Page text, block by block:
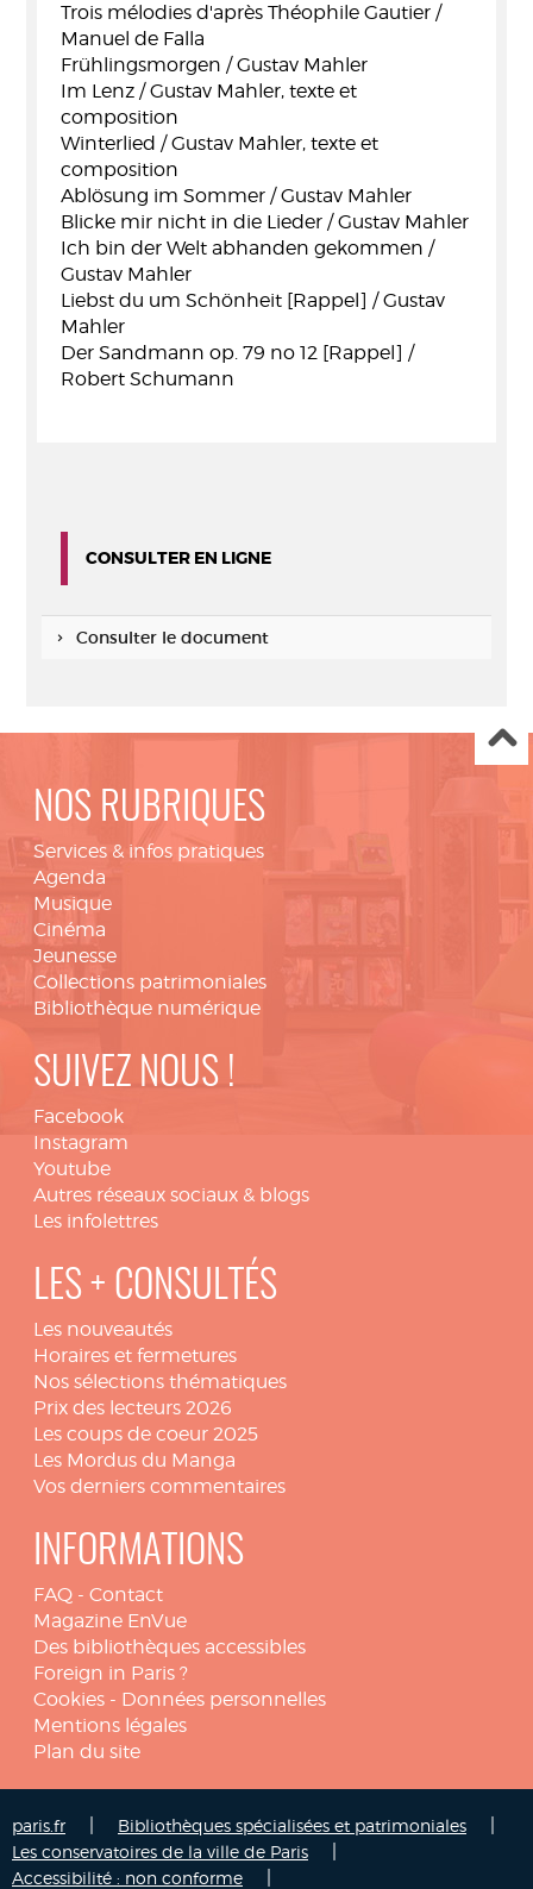
Trois mélodies d'après Théophile Gautier /
Manuel de Falla
Frühlingsmorgen / Gustav Mahler
Im Lenz / Gustav Mahler, texte et
composition
Winterlied / Gustav Mahler, texte et
composition
Ablösung im Sommer / Gustav Mahler
Blicke mir nicht in die Lieder / Gustav Mahler
Ich bin der Welt abhanden gekommen /
Gustav Mahler
Liebst du um Schönheit [Rappel] / Gustav
Mahler
Der Sandmann op. 79 no 12 [Rappel] /
Robert Schumann
CONSULTER EN LIGNE
Consulter le document
NOS RUBRIQUES
Services & infos pratiques
Agenda
Musique
Cinéma
Jeunesse
Collections patrimoniales
Bibliothèque numérique
SUIVEZ NOUS !
Facebook
Instagram
Youtube
Autres réseaux sociaux & blogs
Les infolettres
LES + CONSULTÉS
Les nouveautés
Horaires et fermetures
Nos sélections thématiques
Prix des lecteurs 2026
Les coups de coeur 2025
Les Mordus du Manga
Vos derniers commentaires
INFORMATIONS
FAQ - Contact
Magazine EnVue
Des bibliothèques accessibles
Foreign in Paris ?
Cookies - Données personnelles
Mentions légales
Plan du site
paris.fr Bibliothèques spécialisées et patrimoniales
Les conservatoires de la ville de Paris
Accessibilité : non conforme